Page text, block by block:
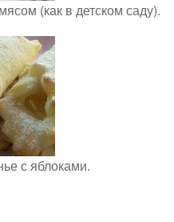
(как в детском саду).
с яблоками.